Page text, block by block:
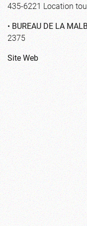
435-6221 Location
•BUREAU DE LA
2375
Site Web